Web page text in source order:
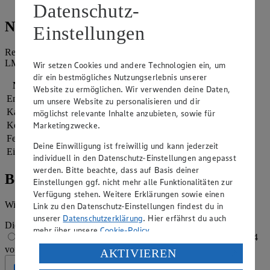
Nährwerte
Referenzmenge für einen durchschnittlichen Erwachsenen laut
LMIV (8.400 kJ/2.000 kcal).
Nährwerte
pro Portion
Energie
959 kj (11 %)
Kalorien
229 kcal (11 %)
Kohlenhydrate 18 g
Fett
Eiweiß
8 g
Bewertung
Wie hat es dir geschmeckt?
Die Bewertung wird automatisch gespeichert
4
von 5 Sternen
5 von 5 Sternen
Datenschutz-
Einstellungen
Wir setzen Cookies und andere Technologien ein, um
dir ein bestmögliches Nutzungserlebnis unserer
Website zu ermöglichen. Wir verwenden deine Daten,
um unsere Website zu personalisieren und dir
möglichst relevante Inhalte anzubieten, sowie für
Marketingzwecke.
Deine Einwilligung ist freiwillig und kann jederzeit
individuell in den Datenschutz-Einstellungen angepasst
werden. Bitte beachte, dass auf Basis deiner
Einstellungen ggf. nicht mehr alle Funktionalitäten zur
Verfügung stehen. Weitere Erklärungen sowie einen
Link zu den Datenschutz-Einstellungen findest du in
unserer Datenschutzerklärung. Hier erfährst du auch
mehr über unsereCookie-Policy.
Verarbeitung deiner personenbezogenen Daten in den
USA durch Facebook und YouTube:
AKTIVIEREN